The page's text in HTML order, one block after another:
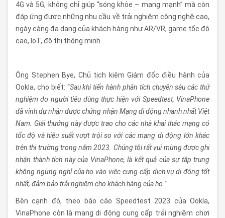
4G và 5G, không chỉ giúp “sóng khỏe – mạng mạnh” mà còn
đáp ứng được những nhu cầu về trải nghiệm công nghệ cao,
ngày càng đa dạng của khách hàng như AR/VR, game tốc độ
cao, IoT, đô thị thông minh…
Ông Stephen Bye, Chủ tịch kiêm Giám đốc điều hành của
Ookla, cho biết: “Sau khi tiến hành phân tích chuyên sâu các thử
nghiệm do người tiêu dùng thực hiện với Speedtest, VinaPhone
đã vinh dự nhận được chứng nhận Mạng di động nhanh nhất Việt
Nam. Giải thưởng này được trao cho các nhà khai thác mạng có
tốc độ và hiệu suất vượt trội so với các mạng di động lớn khác
trên thị trường trong năm 2023. Chúng tôi rất vui mừng được ghi
nhận thành tích này của VinaPhone, là kết quả của sự tập trung
không ngừng nghỉ của họ vào việc cung cấp dịch vụ di động tốt
nhất, đảm bảo trải nghiệm cho khách hàng của họ."
Bên cạnh đó, theo báo cáo Speedtest 2023 của Ookla,
VinaPhone còn là mạng di động cung cấp trải nghiệm chơi